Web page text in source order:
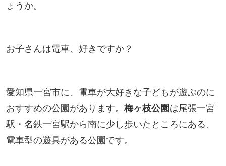
ょうか。
お子さんは電車、好きですか？
愛知県一宮市に、電車が大好きな子どもが遊ぶのに
おすすめの公園があります。梅ヶ枝公園は尾張一宮
駅・名鉄一宮駅から南に少し歩いたところにある、
電車型の遊具がある公園です。